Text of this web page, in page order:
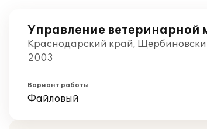
Управление
Краснодарский край,
2003
Вариант работы
Файловый